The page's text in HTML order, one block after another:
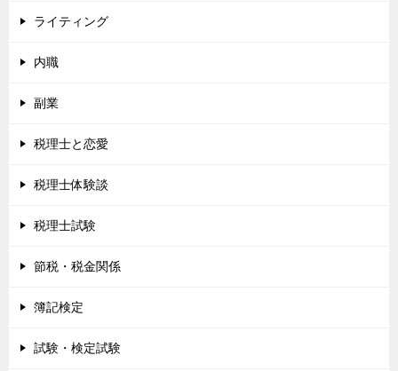
ライティング
内職
副業
税理士と恋愛
税理士体験談
税理士試験
節税・税金関係
簿記検定
試験・検定試験